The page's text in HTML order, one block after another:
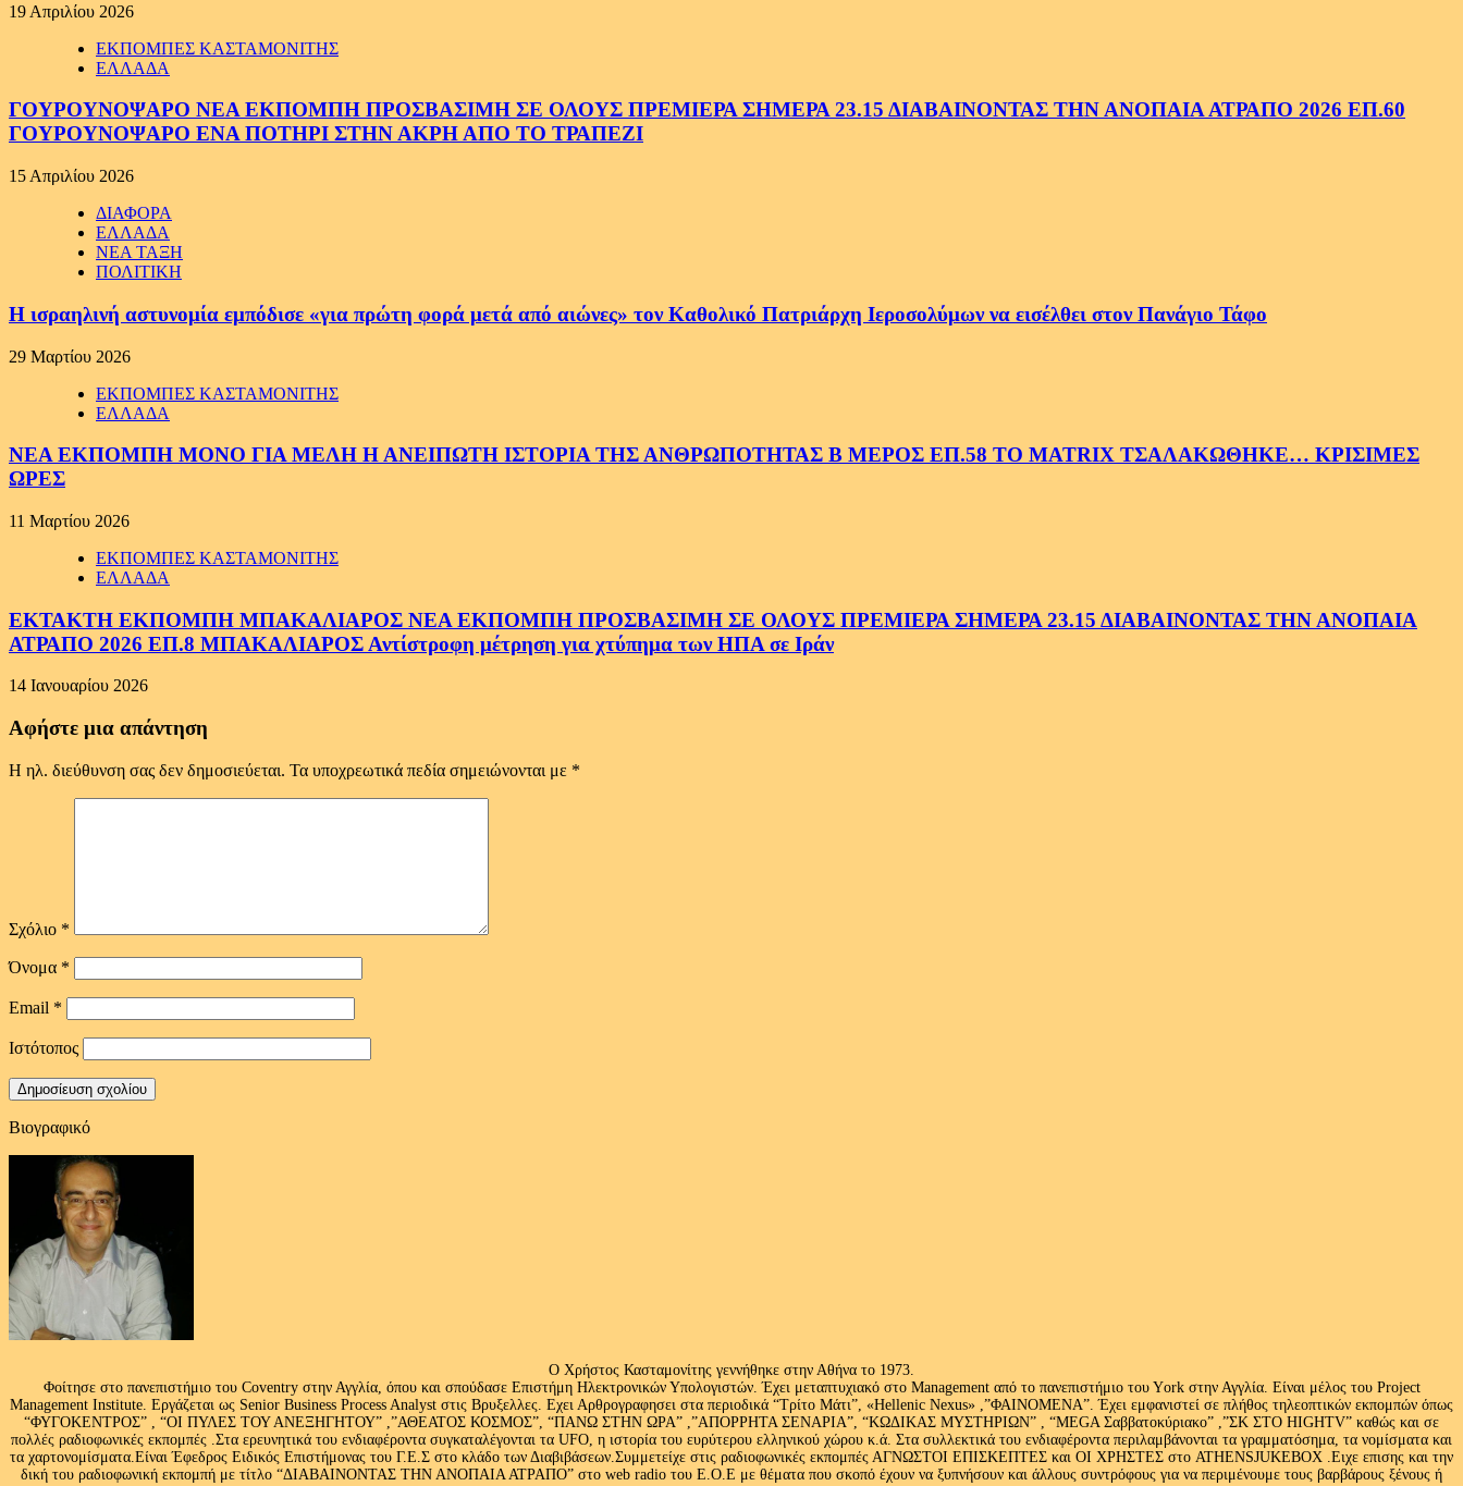
19 Απριλίου 2026
ΕΚΠΟΜΠΕΣ ΚΑΣΤΑΜΟΝΙΤΗΣ
ΕΛΛΑΔΑ
ΓΟΥΡΟΥΝΟΨΑΡΟ ΝΕΑ ΕΚΠΟΜΠΗ ΠΡΟΣΒΑΣΙΜΗ ΣΕ ΟΛΟΥΣ ΠΡΕΜΙΕΡΑ ΣΗΜΕΡΑ 23.15 ΔΙΑΒΑΙΝΟΝΤΑΣ ΤΗΝ ΑΝΟΠΑΙΑ ΑΤΡΑΠΟ 2026 ΕΠ.60
ΓΟΥΡΟΥΝΟΨΑΡΟ ΕΝΑ ΠΟΤΗΡΙ ΣΤΗΝ ΑΚΡΗ ΑΠΟ ΤΟ ΤΡΑΠΕΖΙ
15 Απριλίου 2026
ΔΙΑΦΟΡΑ
ΕΛΛΑΔΑ
ΝΕΑ ΤΑΞΗ
ΠΟΛΙΤΙΚΗ
Η ισραηλινή αστυνομία εμπόδισε «για πρώτη φορά μετά από αιώνες» τον Καθολικό Πατριάρχη Ιεροσολύμων να εισέλθει στον Πανάγιο Τάφο
29 Μαρτίου 2026
ΕΚΠΟΜΠΕΣ ΚΑΣΤΑΜΟΝΙΤΗΣ
ΕΛΛΑΔΑ
ΝΕΑ ΕΚΠΟΜΠΗ ΜΟΝΟ ΓΙΑ ΜΕΛΗ Η ΑΝΕΙΠΩΤΗ ΙΣΤΟΡΙΑ ΤΗΣ ΑΝΘΡΩΠΟΤΗΤΑΣ Β ΜΕΡΟΣ ΕΠ.58 ΤΟ MATRIX ΤΣΑΛΑΚΩΘΗΚΕ… ΚΡΙΣΙΜΕΣ
ΩΡΕΣ
11 Μαρτίου 2026
ΕΚΠΟΜΠΕΣ ΚΑΣΤΑΜΟΝΙΤΗΣ
ΕΛΛΑΔΑ
ΕΚΤΑΚΤΗ ΕΚΠΟΜΠΗ ΜΠΑΚΑΛΙΑΡΟΣ ΝΕΑ ΕΚΠΟΜΠΗ ΠΡΟΣΒΑΣΙΜΗ ΣΕ ΟΛΟΥΣ ΠΡΕΜΙΕΡΑ ΣΗΜΕΡΑ 23.15 ΔΙΑΒΑΙΝΟΝΤΑΣ ΤΗΝ ΑΝΟΠΑΙΑ
ΑΤΡΑΠΟ 2026 ΕΠ.8 ΜΠΑΚΑΛΙΑΡΟΣ Αντίστροφη μέτρηση για χτύπημα των ΗΠΑ σε Ιράν
14 Ιανουαρίου 2026
Αφήστε μια απάντηση
Η ηλ. διεύθυνση σας δεν δημοσιεύεται. Τα υποχρεωτικά πεδία σημειώνονται με *
Σχόλιο *
Όνομα *
Email *
Ιστότοπος
Βιογραφικό
Ο Χρήστος Κασταμονίτης γεννήθηκε στην Αθήνα το 1973.
Φοίτησε στο πανεπιστήμιο του Coventry στην Αγγλία, όπου και σπούδασε Επιστήμη Ηλεκτρονικών Υπολογιστών. Έχει μεταπτυχιακό στο Management από το πανεπιστήμιο του Υork στην Αγγλία. Είναι μέλος του Project
Management Institute. Εργάζεται ως Senior Business Process Analyst στις Βρυξελλες. Εχει Αρθρογραφησει στα περιοδικά “Τρίτο Μάτι”, «Hellenic Nexus» ,”ΦΑΙΝΟΜΕΝΑ”. Έχει εμφανιστεί σε πλήθος τηλεοπτικών εκπομπών όπως
“ΦΥΓΟΚΕΝΤΡΟΣ” , “ΟΙ ΠΥΛΕΣ ΤΟΥ ΑΝΕΞΗΓΗΤΟΥ” ,”ΑΘΕΑΤΟΣ ΚΟΣΜΟΣ”, “ΠΑΝΩ ΣΤΗΝ ΩΡΑ” ,”ΑΠΟΡΡΗΤΑ ΣΕΝΑΡΙΑ”, “ΚΩΔΙΚΑΣ ΜΥΣΤΗΡΙΩΝ” , “MEGA Σαββατοκύριακο” ,”ΣΚ ΣΤΟ HIGHTV” καθώς και σε
πολλές ραδιοφωνικές εκπομπές .Στα ερευνητικά του ενδιαφέροντα συγκαταλέγονται τα UFO, η ιστορία του ευρύτερου ελληνικού χώρου κ.ά. Στα συλλεκτικά του ενδιαφέροντα περιλαμβάνονται τα γραμματόσημα, τα νομίσματα και
τα χαρτονομίσματα.Είναι Έφεδρος Ειδικός Επιστήμονας του Γ.Ε.Σ στο κλάδο των Διαβιβάσεων.Συμμετείχε στις ραδιοφωνικές εκπομπές ΑΓΝΩΣΤΟΙ ΕΠΙΣΚΕΠΤΕΣ και ΟΙ ΧΡΗΣΤΕΣ στο ATHENSJUKEBOX .Ειχε επισης και την
δική του ραδιοφωνική εκπομπή με τίτλο “ΔΙΑΒΑΙΝΟΝΤΑΣ ΤΗΝ ΑΝΟΠΑΙΑ ΑΤΡΑΠΟ” στο web radio του Ε.Ο.Ε με θέματα που σκοπό έχουν να ξυπνήσουν και άλλους συντρόφους για να περιμένουμε τους βαρβάρους ξένους ή